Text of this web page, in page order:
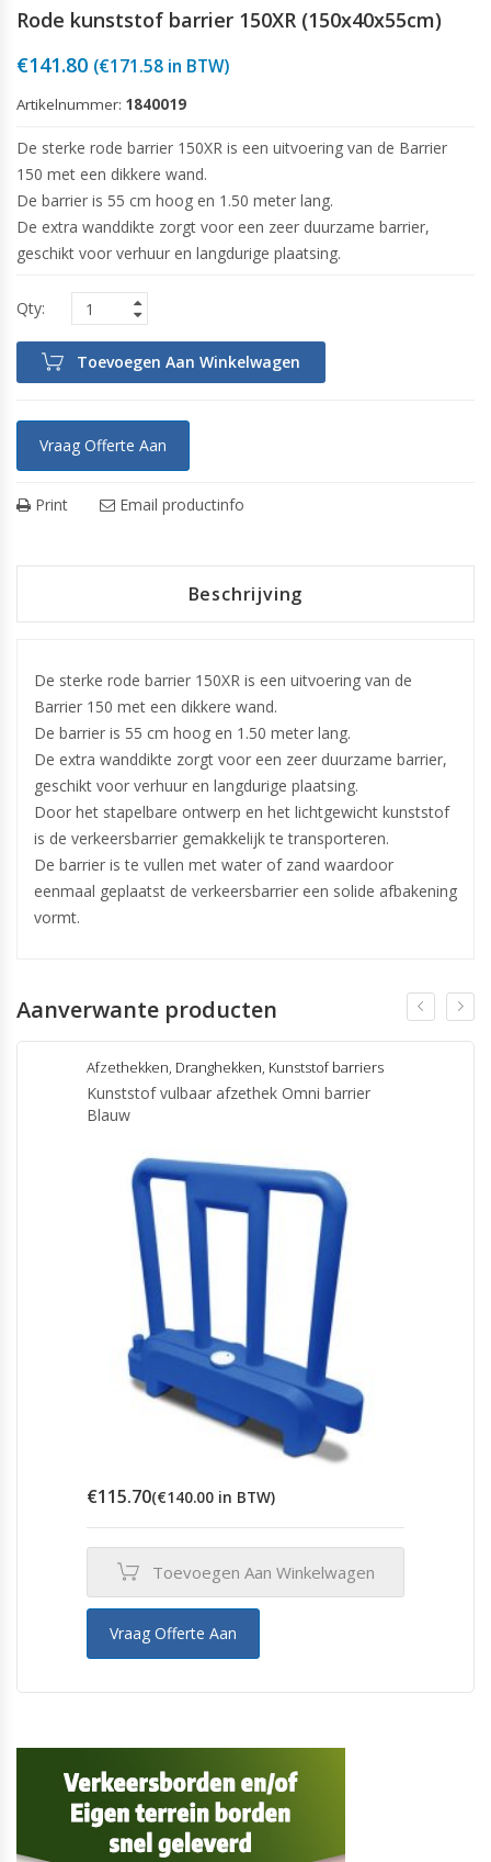
Rode kunststof barrier 150XR (150x40x55cm)
€141.80 (€171.58 in BTW)
Artikelnummer: 1840019
De sterke rode barrier 150XR is een uitvoering van de Barrier
150 met een dikkere wand.
De barrier is 55 cm hoog en 1.50 meter lang.
De extra wanddikte zorgt voor een zeer duurzame barrier,
geschikt voor verhuur en langdurige plaatsing.
Toevoegen Aan Winkelwagen
Vraag Offerte Aan
Print Email productinfo
Beschrijving
De sterke rode barrier 150XR is een uitvoering van de
Barrier 150 met een dikkere wand.
De barrier is 55 cm hoog en 1.50 meter lang.
De extra wanddikte zorgt voor een zeer duurzame barrier,
geschikt voor verhuur en langdurige plaatsing.
Door het stapelbare ontwerp en het lichtgewicht kunststof
is de verkeersbarrier gemakkelijk te transporteren.
De barrier is te vullen met water of zand waardoor
eenmaal geplaatst de verkeersbarrier een solide afbakening
vormt.
Aanverwante producten
Afzethekken, Dranghekken, Kunststof barriers
Kunststof vulbaar afzethek Omni barrier
Blauw
€115.70(€140.00 in BTW)
Toevoegen Aan Winkelwagen
Vraag Offerte Aan